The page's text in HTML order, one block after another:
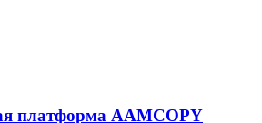
платформа AAMCOPY